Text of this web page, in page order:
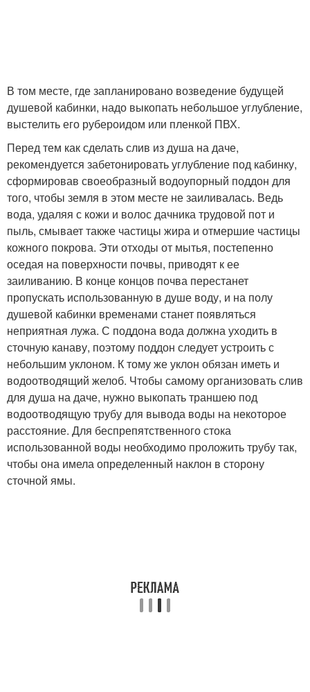
В том месте, где запланировано возведение будущей
душевой кабинки, надо выкопать небольшое углубление,
выстелить его рубероидом или пленкой ПВХ.
Перед тем как сделать слив из душа на даче,
рекомендуется забетонировать углубление под кабинку,
сформировав своеобразный водоупорный поддон для
того, чтобы земля в этом месте не заиливалась. Ведь
вода, удаляя с кожи и волос дачника трудовой пот и
пыль, смывает также частицы жира и отмершие частицы
кожного покрова. Эти отходы от мытья, постепенно
оседая на поверхности почвы, приводят к ее
заиливанию. В конце концов почва перестанет
пропускать использованную в душе воду, и на полу
душевой кабинки временами станет появляться
неприятная лужа. С поддона вода должна уходить в
сточную канаву, поэтому поддон следует устроить с
небольшим уклоном. К тому же уклон обязан иметь и
водоотводящий желоб. Чтобы самому организовать слив
для душа на даче, нужно выкопать траншею под
водоотводящую трубу для вывода воды на некоторое
расстояние. Для беспрепятственного стока
использованной воды необходимо проложить трубу так,
чтобы она имела определенный наклон в сторону
сточной ямы.